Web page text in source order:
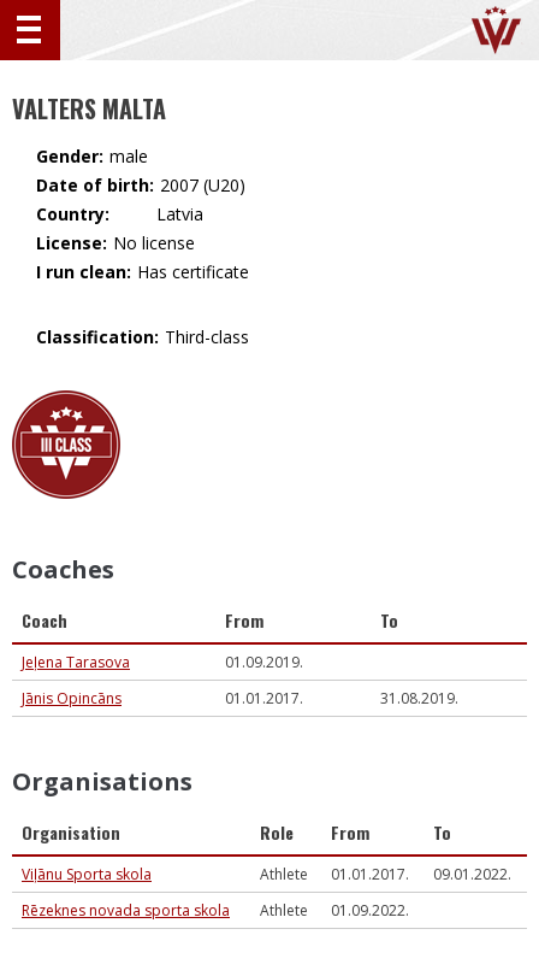
VALTERS MALTA
Gender: male
Date of birth: 2007 (U20)
Country:
🇱🇻 Latvia
License: No license
I run clean: Has certificate
Classification: Third-class
Coaches
Coach From To
Jeļena Tarasova
01.09.2019.
Jānis Opincāns
01.01.2017. 31.08.2019.
Organisations
Organisation Role From To
Viļānu Sporta skola Athlete 01.01.2017.
09.01.2022.
Rēzeknes novada sporta skola
Athlete 01.09.2022.